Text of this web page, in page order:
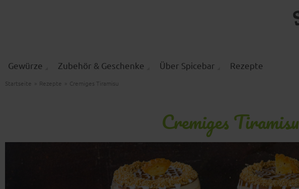
Gewürze Zubehör & Geschenke Über Spicebar Rezepte
Startseite » Rezepte » Cremiges Tiramisu
Cremiges Tiramisu